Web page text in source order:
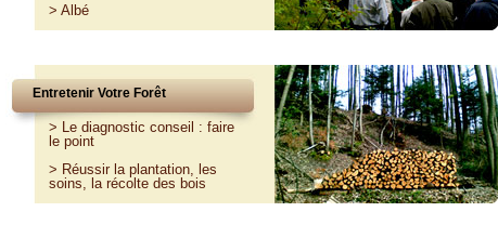
> Albé
Entretenir Votre Forêt
> Le diagnostic conseil : faire
le point
> Réussir la plantation, les
soins, la récolte des bois